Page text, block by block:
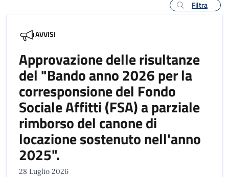
Filtra
AVVISI
Approvazione delle risultanze
del "Bando anno 2026 per la
corresponsione del Fondo
Sociale Affitti (FSA) a parziale
rimborso del canone di
locazione sostenuto nell'anno
2025".
28 Luglio 2026